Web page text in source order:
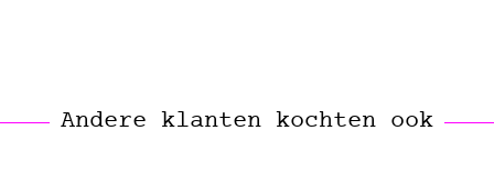
Andere klanten kochten ook